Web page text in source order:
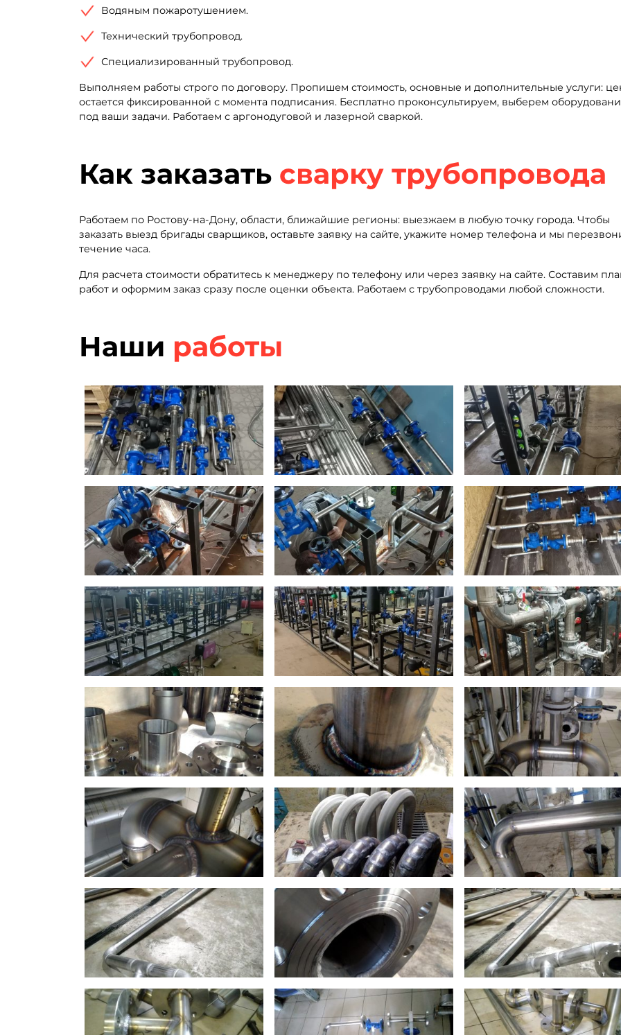
Водяным пожаротушением.
Технический трубопровод.
Специализированный трубопровод.
Выполняем работы строго по договору. Пропишем стоимость, основные и дополнительные услуги:
остается фиксированной с момента подписания. Бесплатно проконсультируем, выберем
под ваши задачи. Работаем с аргонодуговой и лазерной сваркой.
Как заказать сварку трубопровода
Работаем по Ростову-на-Дону, области, ближайшие регионы: выезжаем в любую точку города. Чтобы
заказать выезд бригады сварщиков, оставьте заявку на сайте, укажите номер телефона и мы
течение часа.
Для расчета стоимости обратитесь к менеджеру по телефону или через заявку на сайте. Составим
работ и оформим заказ сразу после оценки объекта. Работаем с трубопроводами любой сложности.
Наши работы